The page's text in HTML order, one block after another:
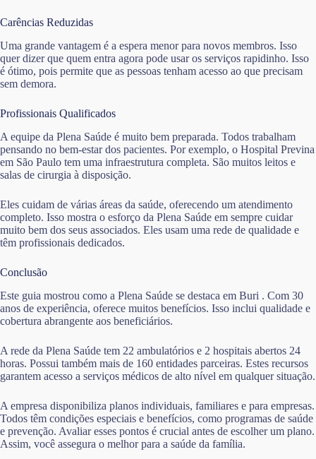
Carências Reduzidas
Uma grande vantagem é a espera menor para novos membros. Isso
quer dizer que quem entra agora pode usar os serviços rapidinho. Isso
é ótimo, pois permite que as pessoas tenham acesso ao que precisam
sem demora.
Profissionais Qualificados
A equipe da Plena Saúde é muito bem preparada. Todos trabalham
pensando no bem-estar dos pacientes. Por exemplo, o Hospital Previna
em São Paulo tem uma infraestrutura completa. São muitos leitos e
salas de cirurgia à disposição.
Eles cuidam de várias áreas da saúde, oferecendo um atendimento
completo. Isso mostra o esforço da Plena Saúde em sempre cuidar
muito bem dos seus associados. Eles usam uma rede de qualidade e
têm profissionais dedicados.
Conclusão
Este guia mostrou como a Plena Saúde se destaca em Buri . Com 30
anos de experiência, oferece muitos benefícios. Isso inclui qualidade e
cobertura abrangente aos beneficiários.
A rede da Plena Saúde tem 22 ambulatórios e 2 hospitais abertos 24
horas. Possui também mais de 160 entidades parceiras. Estes recursos
garantem acesso a serviços médicos de alto nível em qualquer situação.
A empresa disponibiliza planos individuais, familiares e para empresas.
Todos têm condições especiais e benefícios, como programas de saúde
e prevenção. Avaliar esses pontos é crucial antes de escolher um plano.
Assim, você assegura o melhor para a saúde da família.